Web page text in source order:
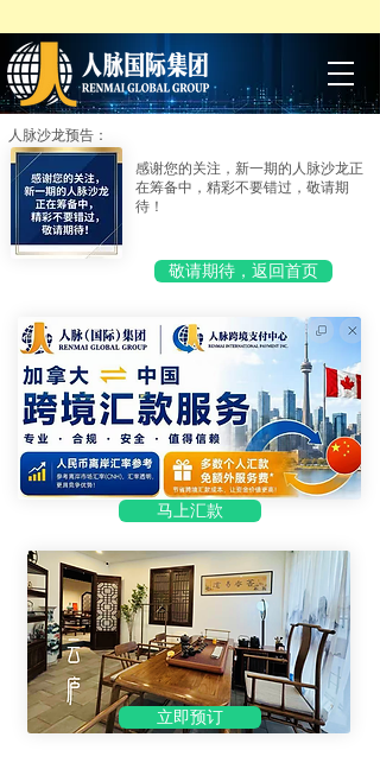
人脉沙龙预告：
感谢您的关注，新一期的人脉沙龙正
在筹备中，精彩不要错过，敬请期
待！
敬请期待，返回首页
马上汇款
立即预订